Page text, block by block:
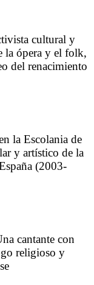
extenso
cultural y
la ópera y el folk,
del renacimiento
y reconocida
la Escolania de
y artístico de la
(2003-
2004). Fue
de
y de la JONC
cantante con
religioso y